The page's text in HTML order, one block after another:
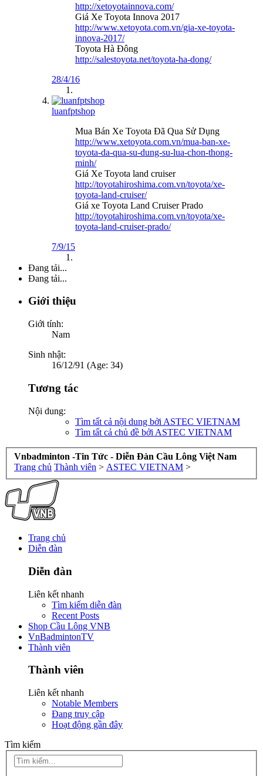
http://xetoyotainnova.com/
Giá Xe Toyota Innova 2017
http://www.xetoyota.com.vn/gia-xe-toyota-
innova-2017/
Toyota Hà Đông
http://salestoyota.net/toyota-ha-dong/
28/4/16
luanfptshop
Mua Bán Xe Toyota Đã Qua Sử Dụng
http://www.xetoyota.com.vn/mua-ban-xe-
toyota-da-qua-su-dung-su-lua-chon-thong-
minh/
Giá Xe Toyota land cruiser
http://toyotahiroshima.com.vn/toyota/xe-
toyota-land-cruiser/
Giá xe Toyota Land Cruiser Prado
http://toyotahiroshima.com.vn/toyota/xe-
toyota-land-cruiser-prado/
7/9/15
Đang tải...
Đang tải...
Giới thiệu
Giới tính:
Nam
Sinh nhật:
16/12/91 (Age: 34)
Tương tác
Nội dung:
Tìm tất cả nội dung bởi ASTEC VIETNAM
Tìm tất cả chủ đề bởi ASTEC VIETNAM
Vnbadminton -Tin Tức - Diễn Đàn Cầu Lông Việt Nam
Trang chủ Thành viên > ASTEC VIETNAM >
Trang chủ
Diễn đàn
Diễn đàn
Liên kết nhanh
Tìm kiếm diễn đàn
Recent Posts
Shop Cầu Lông VNB
VnBadmintonTV
Thành viên
Thành viên
Liên kết nhanh
Notable Members
Đang truy cập
Hoạt động gần đây
Tìm kiếm